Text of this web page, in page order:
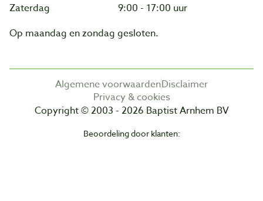
Zaterdag
9:00 - 17:00 uur
Op maandag en zondag gesloten.
Algemene voorwaardenDisclaimer
Privacy & cookies
Copyright © 2003 - 2026 Baptist Arnhem BV
Beoordeling door klanten: